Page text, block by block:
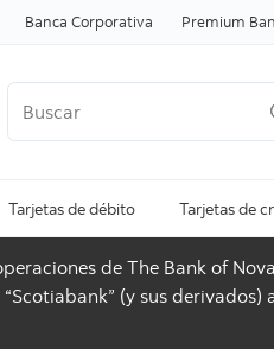
Banca Corporativa Premium
Tarjetas de débito Tarjetas de
de The Bank of
(y sus